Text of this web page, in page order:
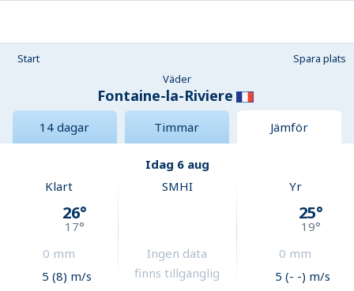
Start
Spara plats
Väder
Fontaine-la-Riviere
14 dagar Timmar Jämför
Idag 6 aug
Klart
26°
17°
0 mm
5 (8) m/s
SMHI
Ingen data
finns tillgänglig
Yr
25°
19°
0 mm
5 (- -) m/s